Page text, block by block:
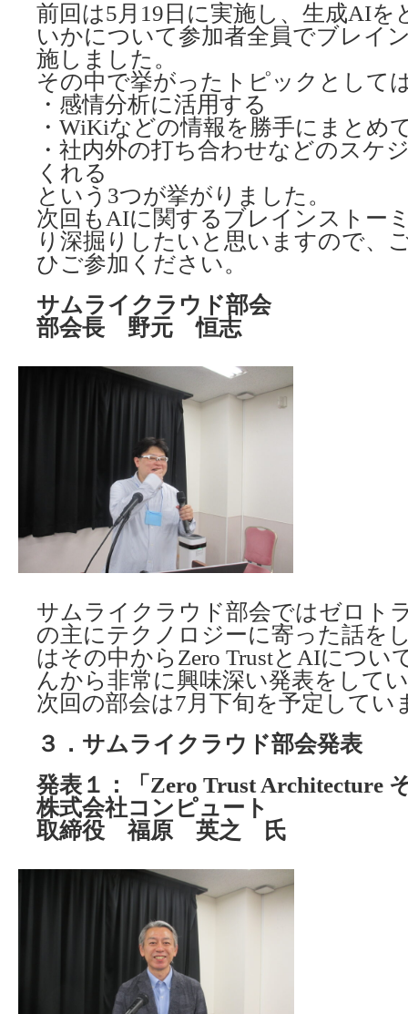
前回は5月19日に実施し、生成AIを
いかについて参加者全員でブレイ
施しました。
その中で挙がったトピックとして
・感情分析に活用する
・WiKiなどの情報を勝手にまとめ
・社内外の打ち合わせなどのスケ
くれる
という3つが挙がりました。
次回もAIに関するブレインストー
り深掘りしたいと思いますので、
ひご参加ください。
サムライクラウド部会
部会長 野元 恒志
サムライクラウド部会ではゼロト
の主にテクノロジーに寄った話を
はその中からZero TrustとAIについ
んから非常に興味深い発表をして
次回の部会は7月下旬を予定してい
３．サムライクラウド部会発表
発表１：「Zero Trust Architecture
株式会社コンピュート
取締役 福原 英之 氏